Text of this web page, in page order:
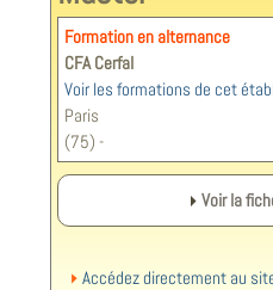
Formation en alternance
CFA Cerfal
Voir les formations de cet
Paris
(75) -
Voir la
Accédez directement au